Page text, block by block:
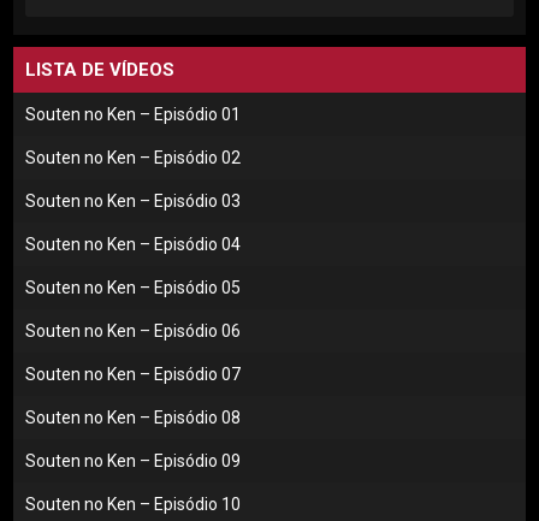
LISTA DE VÍDEOS
Souten no Ken – Episódio 01
Souten no Ken – Episódio 02
Souten no Ken – Episódio 03
Souten no Ken – Episódio 04
Souten no Ken – Episódio 05
Souten no Ken – Episódio 06
Souten no Ken – Episódio 07
Souten no Ken – Episódio 08
Souten no Ken – Episódio 09
Souten no Ken – Episódio 10